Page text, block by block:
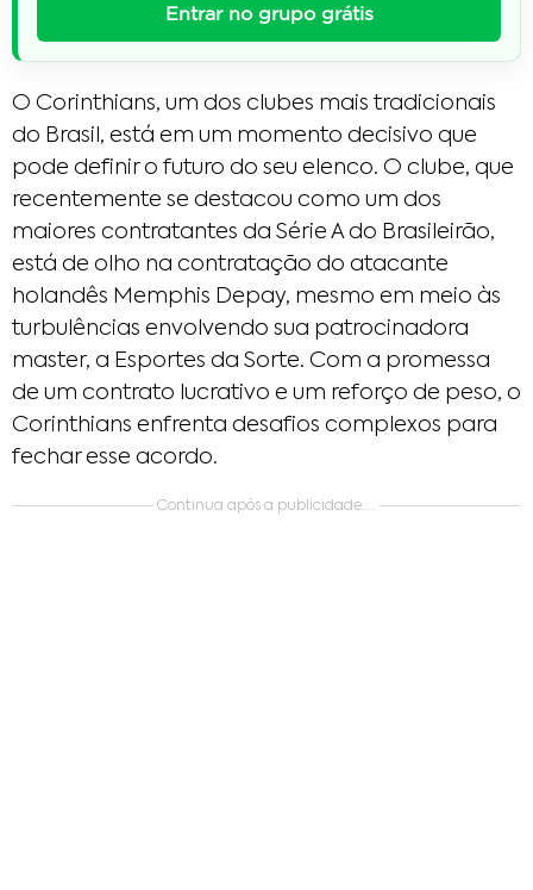
Entrar no grupo grátis
O Corinthians, um dos clubes mais tradicionais
do Brasil, está em um momento decisivo que
pode definir o futuro do seu elenco. O clube, que
recentemente se destacou como um dos
maiores contratantes da Série A do Brasileirão,
está de olho na contratação do atacante
holandês Memphis Depay, mesmo em meio às
turbulências envolvendo sua patrocinadora
master, a Esportes da Sorte. Com a promessa
de um contrato lucrativo e um reforço de peso, o
Corinthians enfrenta desafios complexos para
fechar esse acordo.
Continua após a publicidade....